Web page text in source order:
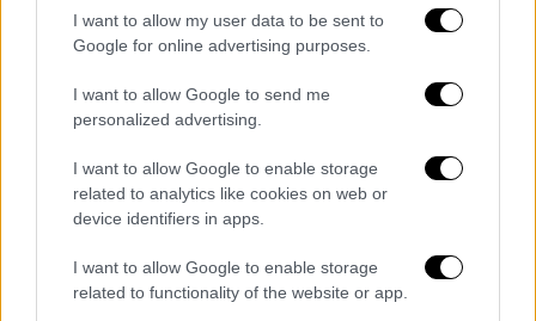
I want to allow my user data to be sent to
Google for online advertising purposes.
I want to allow Google to send me
personalized advertising.
I want to allow Google to enable storage
related to analytics like cookies on web or
device identifiers in apps.
I want to allow Google to enable storage
related to functionality of the website or app.
Διαβάστε ακόμη
προσγειώθηκαν στο... Σαρακήνικο:
Προθεσμία να απολογηθούν ζήτησαν
χειριστής και ιδιοκτήτης